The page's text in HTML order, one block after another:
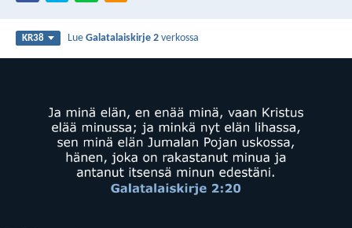
KR38 LueGalatalaiskirje 2 verkossa